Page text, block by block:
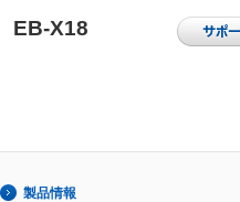
EB-X18
製品情報